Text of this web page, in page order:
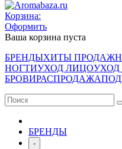
Корзина:
Оформить
Ваша корзина пуста
БРЕНДЫХИТЫ ПРОДАЖ
НОГТИУХОД ЛИЦОУХОД
БРОВИРАСПРОДАЖА
БРЕНДЫ
-